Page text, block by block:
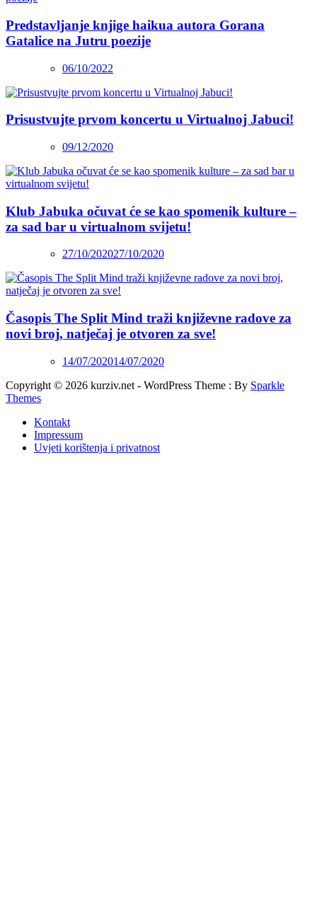
Predstavljanje knjige haikua autora Gorana
Gatalice na Jutru poezije
06/10/2022
Prisustvujte prvom koncertu u Virtualnoj Jabuci!
09/12/2020
Klub Jabuka očuvat će se kao spomenik kulture –
za sad bar u virtualnom svijetu!
27/10/202027/10/2020
Časopis The Split Mind traži književne radove za
novi broj, natječaj je otvoren za sve!
14/07/202014/07/2020
Copyright © 2026 kurziv.net - WordPress Theme : By Sparkle
Themes
Kontakt
Impressum
Uvjeti korištenja i privatnost